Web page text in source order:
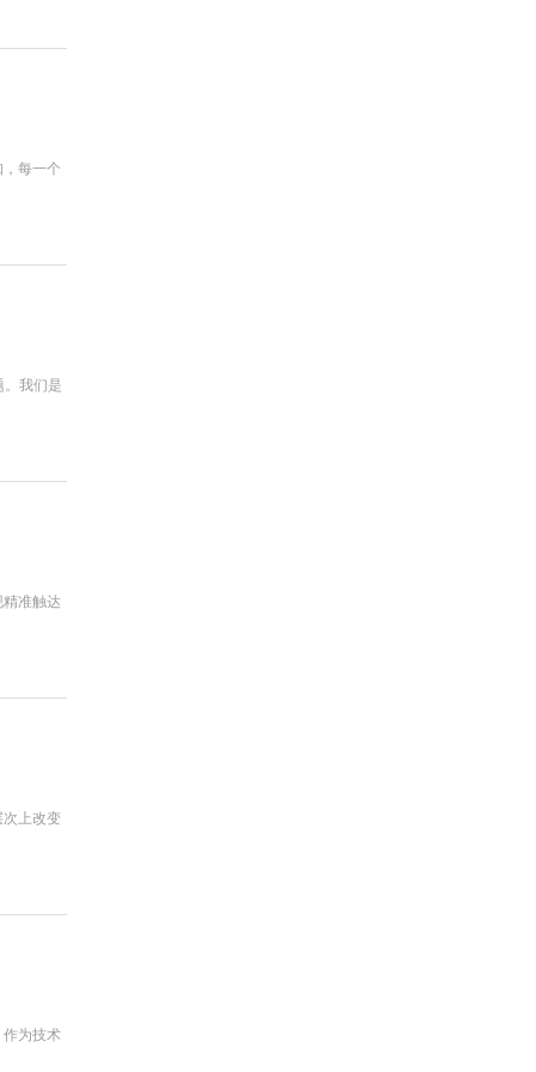
每一个
我们是
准触达
上改变
为技术